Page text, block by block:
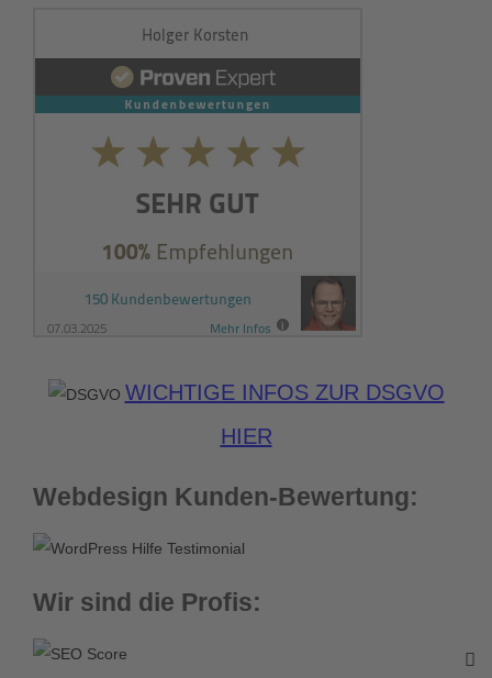
WICHTIGE INFOS ZUR DSGVO
HIER
Webdesign Kunden-Bewertung:
Wir sind die Profis: